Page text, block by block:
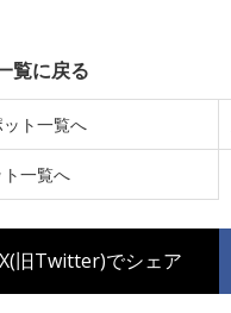
覧に戻る
ト一覧へ
一覧へ
X(旧Twitter)でシェア